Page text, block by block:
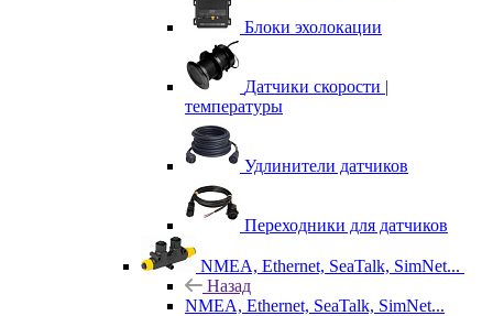
Блоки эхолокации
Датчики скорости |
температуры
Удлинители датчиков
Переходники для датчиков
NMEA, Ethernet, SeaTalk, SimNet...
Назад
NMEA, Ethernet, SeaTalk, SimNet...